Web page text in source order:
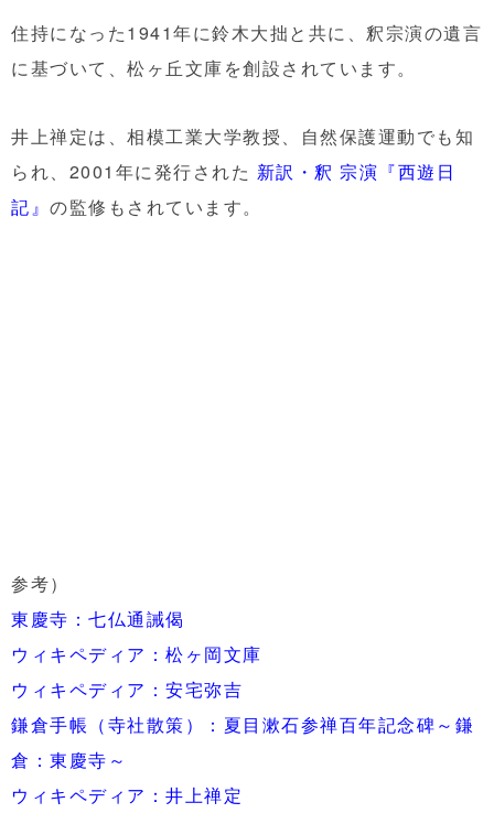
住持になった1941年に鈴木大拙と共に、釈宗演の遺言
に基づいて、松ヶ丘文庫を創設されています。
井上禅定は、相模工業大学教授、自然保護運動でも知
られ、2001年に発行された 新訳・釈 宗演『西遊日
記』 の監修もされています。
参考）
東慶寺：七仏通誡偈
ウィキペディア：松ヶ岡文庫
ウィキペディア：安宅弥吉
鎌倉手帳（寺社散策）：夏目漱石参禅百年記念碑～鎌
倉：東慶寺～
ウィキペディア：井上禅定